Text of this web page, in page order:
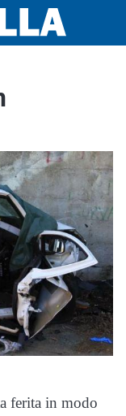
ferita in modo